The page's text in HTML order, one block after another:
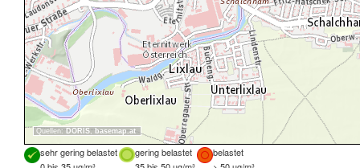
Quellen: DORIS, basemap.at
sehr gering belastet gering belastet
belastet